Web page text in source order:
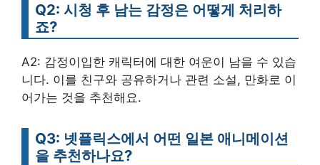
Q2: 시청 후 남는 감정은 어떻게 처리하
죠?
A2: 감정이입한 캐릭터에 대한 여운이 남을 수 있습
니다. 이를 친구와 공유하거나 관련 소설, 만화로 이
어가는 것을 추천해요.
Q3: 넷플릭스에서 어떤 일본 애니메이션
을 추천하나요?